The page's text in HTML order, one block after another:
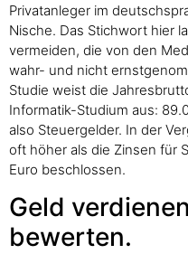
Privatanleger im
Nische. Das Stichwort hier
vermeiden, die von den
wahr- und nicht
Studie weist die
Informatik-Studium aus:
also Steuergelder. In der
oft höher als die Zinsen für
Euro beschlossen.
Geld
bewerten.